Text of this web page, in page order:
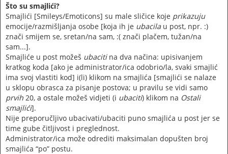
Što su smajlići?
Smajlići [Smileys/Emoticons] su male sličice koje prikazuju
emocije/razmišljanja osobe [koja ih je ubacilau post, npr. :)
znači smijem se, sretan/na sam, :( znači plačem, tužan/na
sam...].
Smajliće u post možeš ubacitina dva načina: upisivanjem
kratkog koda [ako je administrator/ica odobrio/la, svaki smajlić
ima svoj vlastiti kod] i(li) klikom na smajlića [smajlići se nalaze
u sklopu obrasca za pisanje postova; u pravilu se vidi samo
prvih 20, a ostale možeš vidjeti (i ubaciti) klikom na Ostali
smajlići].
Nije preporučljivo ubacivati/ubaciti puno smajlića u post jer se
time gube čitljivost i preglednost.
Administrator/ica može odrediti maksimalan dopušten broj
smajlića “po” postu.